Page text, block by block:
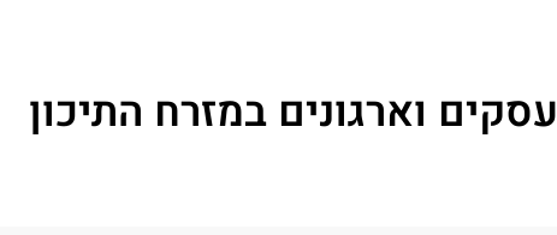
וארגונים במזרח התיכון